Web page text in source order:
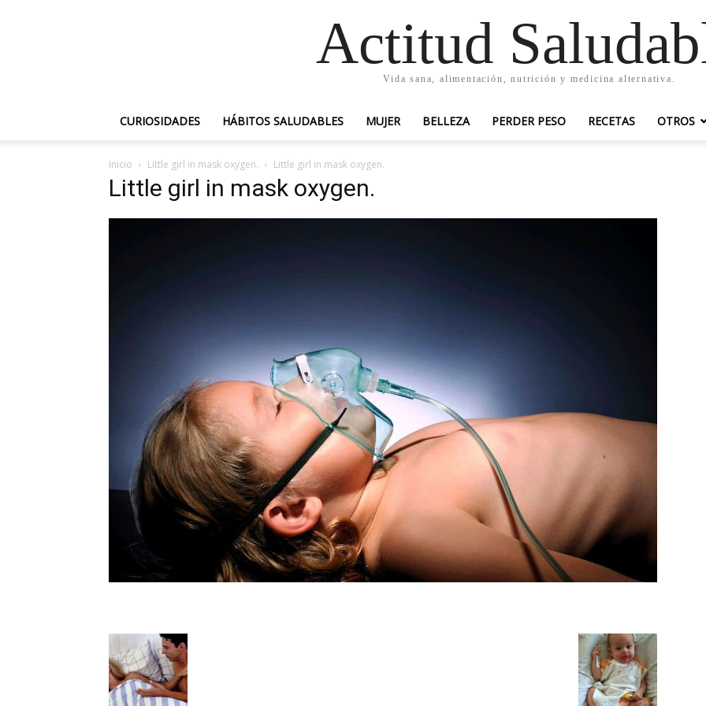
Actitud
Vida sana, alimentación, nutrición y medicina alternativa.
CURIOSIDADES HÁBITOS SALUDABLES MUJER BELLEZA PERDER PESO RECETAS OTROS
Inicio Little girl in mask oxygen. Little girl in mask oxygen.
Little girl in mask oxygen.